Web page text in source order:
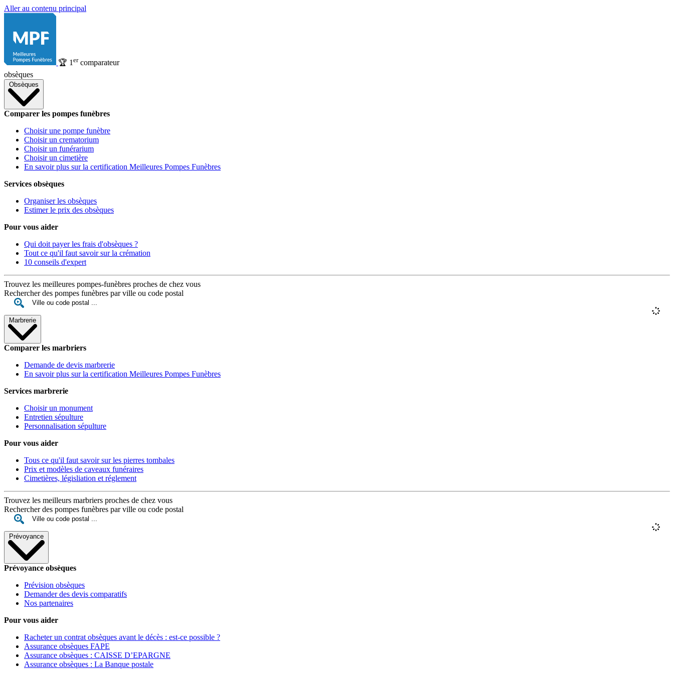
Aller au contenu principal
🏆 1 ercomparateur
obsèques
Obsèques
Comparer les pompes funèbres
Choisir une pompe funèbre
Choisir un crematorium
Choisir un funérarium
Choisir un cimetière
En savoir plus sur la certification Meilleures Pompes Funèbres
Services obsèques
Organiser les obsèques
Estimer le prix des obsèques
Pour vous aider
Qui doit payer les frais d'obsèques ?
Tout ce qu'il faut savoir sur la crémation
10 conseils d'expert
Trouvez les meilleures pompes-funèbres proches de chez vous
Rechercher des pompes funèbres par ville ou code postal
Marbrerie
Comparer les marbriers
Demande de devis marbrerie
En savoir plus sur la certification Meilleures Pompes Funèbres
Services marbrerie
Choisir un monument
Entretien sépulture
Personnalisation sépulture
Pour vous aider
Tous ce qu'il faut savoir sur les pierres tombales
Prix et modèles de caveaux funéraires
Cimetières, législiation et réglement
Trouvez les meilleurs marbriers proches de chez vous
Rechercher des pompes funèbres par ville ou code postal
Prévoyance
Prévoyance obsèques
Prévision obsèques
Demander des devis comparatifs
Nos partenaires
Pour vous aider
Racheter un contrat obsèques avant le décès : est-ce possible ?
Assurance obsèques FAPE
Assurance obsèques : CAISSE D’EPARGNE
Assurance obsèques : La Banque postale